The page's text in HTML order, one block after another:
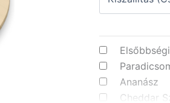
Ananász
Cheddar